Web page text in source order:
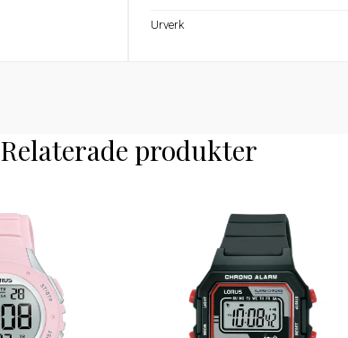
Urverk
Relaterade produkter